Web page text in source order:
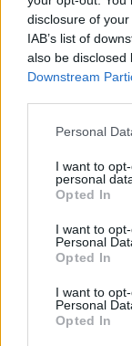
disclosure of
IAB’s list of
also be disclosed
Downstream
Personal
I want to
personal
Opted In
I want to
Personal
Opted In
I want to
Personal
Opted In